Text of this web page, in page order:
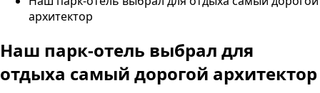
архитектор
Наш парк-отель выбрал для
отдыха самый дорогой архитектор